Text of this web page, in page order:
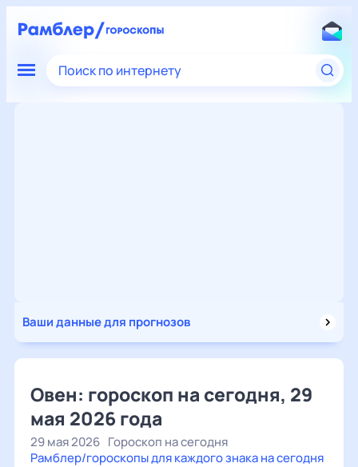
Поиск по интернету
Ваши данные для прогнозов
Овен: гороскоп на сегодня, 29
мая 2026 года
29 мая 2026 Гороскоп на сегодня
Рамблер/гороскопы для каждого знака на сегодня